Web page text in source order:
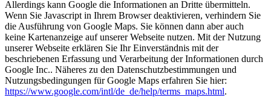
Allerdings kann Google die Informationen an Dritte übermitteln.
Wenn Sie Javascript in Ihrem Browser deaktivieren, verhindern Sie
die Ausführung von Google Maps. Sie können dann aber auch
keine Kartenanzeige auf unserer Webseite nutzen. Mit der Nutzung
unserer Webseite erklären Sie Ihr Einverständnis mit der
beschriebenen Erfassung und Verarbeitung der Informationen durch
Google Inc.. Näheres zu den Datenschutzbestimmungen und
Nutzungsbedingungen für Google Maps erfahren Sie hier:
https://www.google.com/intl/de_de/help/terms_maps.html.